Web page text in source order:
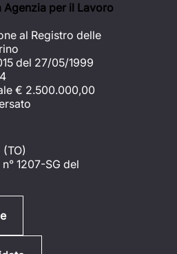
Agenzia per il Lavoro
al Registro delle
del 27/05/1999
€ 2.500.000,00
1207-SG del